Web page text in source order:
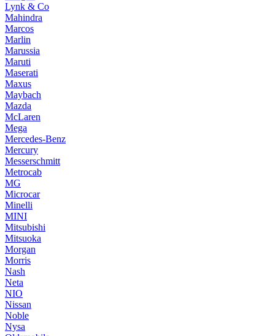
Lynk & Co
Mahindra
Marcos
Marlin
Marussia
Maruti
Maserati
Maxus
Maybach
Mazda
McLaren
Mega
Mercedes-Benz
Mercury
Messerschmitt
Metrocab
MG
Microcar
Minelli
MINI
Mitsubishi
Mitsuoka
Morgan
Morris
Nash
Neta
NIO
Nissan
Noble
Nysa